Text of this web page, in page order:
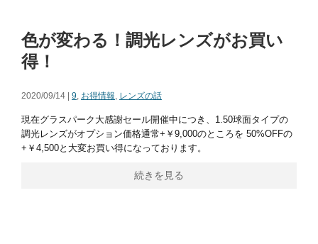
色が変わる！調光レンズがお買い
得！
2020/09/14 | 9, お得情報, レンズの話
現在グラスパーク大感謝セール開催中につき、1.50球面タイプの
調光レンズがオプション価格通常+￥9,000のところを 50%OFFの
+￥4,500と大変お買い得になっております。
続きを見る